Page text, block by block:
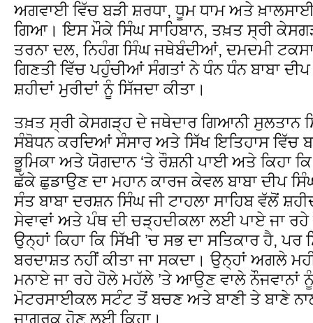
ਅਗਵਾਈ ਵਿੱਚ ਬੜੀ ਸ਼ਰਧਾ, ਧੂਮ ਧਾਮ ਅਤੇ
ਗਿਆ। ਇਸ ਮੌਕੇ ਸਿੰਘ ਸਾਹਿਬਾਨ, ਤਖ਼ਤ ਸ੍ਰੀ
ਤਰਨਾ ਦਲ, ਨਿਹੰਗ ਸਿੰਘ ਜਥੇਬੰਦੀਆਂ, ਦਮਦਮੀ
ਗਿਣਤੀ ਵਿੱਚ ਪਹੁੰਚੀਆਂ ਸੰਗਤਾਂ ਨੇ ਧੰਨ ਧੰਨ ਬਾਬਾ
ਸ਼ਹੀਦਾਂ ਮੁਰੀਦਾਂ ਨੂੰ ਸਿੱਜਦਾ ਕੀਤਾ।
ਤਖ਼ਤ ਸ੍ਰੀ ਕੇਸਗੜ੍ਹ ਦੇ ਜਥੇਦਾਰ ਗਿਆਨੀ ਸੁਲਤਾਨ
ਸੰਬੋਧਨ ਕਰਦਿਆਂ ਸੰਸਾਰ ਅਤੇ ਸਿੱਖ ਇਤਿਹਾਸ ਵਿੱਚ
ਭੂਮਿਕਾ ਅਤੇ ਯੋਗਦਾਨ ‘ਤੇ ਰੌਸ਼ਨੀ ਪਾਈ ਅਤੇ ਕਿਹਾ
ਛੱਕੇ ਛੁਡਾਉਣ ਦਾ ਮਹਾਨ ਕਾਰਜ ਕੇਵਲ ਬਾਬਾ ਦੀਪ
ਸੰਤ ਬਾਬਾ ਦਰਸ਼ਨ ਸਿੰਘ ਜੀ ਟਾਹਲਾ ਸਾਹਿਬ ਵੱਲੋਂ
ਸੇਵਾਵਾਂ ਅਤੇ ਪੰਥ ਦੀ ਚੜ੍ਹਦੀਕਲਾ ਲਈ ਪਾਏ ਜਾ
ਉਨ੍ਹਾਂ ਕਿਹਾ ਕਿ ਸਿੱਖੀ ’ਚ ਸਭ ਦਾ ਸਤਿਕਾਰ ਹੈ, ਪਰ
ਬਰਦਾਸ਼ਤ ਨਹੀਂ ਕੀਤਾ ਜਾ ਸਕਦਾ। ਉਨ੍ਹਾਂ ਅਗਲੇ
ਮਨਾਏ ਜਾ ਰਹੇ ਹੋਲੇ ਮਹੱਲੇ ’ਤੇ ਆਉਣ ਵਾਲੇ ਨੌਜਵਾਨਾਂ
ਮੋਟਰਸਾਈਕਲ ਸਟੰਟ ਤੋਂ ਬਚਣ ਅਤੇ ਬਾਣੀ ਤੇ ਬਾਣੇ
ਜਾਗਰੂਕ ਹੋਣ ਲਈ ਕਿਹਾ।